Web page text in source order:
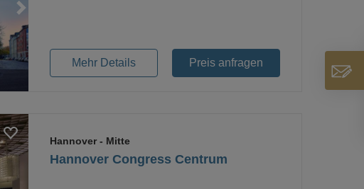
Mehr Details Preis anfragen
Hannover Congress Centrum
Hannover- Mitte